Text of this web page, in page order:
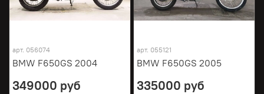
арт. 056074
BMW F650GS 2004
349000 руб
арт. 055121
BMW F650GS 2005
335000 руб